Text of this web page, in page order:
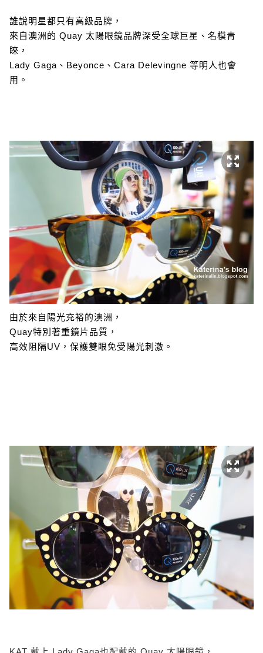
誰說明星都只有高級品牌，
來自澳洲的 Quay 太陽眼鏡品牌深受全球巨星、名模青
睞，
Lady Gaga、Beyonce、Cara Delevingne 等明人也會
用。
由於來自陽光充裕的澳洲，
Quay特別著重鏡片品質，
高效阻隔UV，保護雙眼免受陽光刺激。